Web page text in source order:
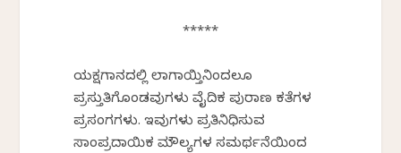
*****
ಯಕ್ಷಗಾನದಲ್ಲಿ ಲಾಗಾಯ್ತಿನಿಂದಲೂ
ಪ್ರಸ್ತುತಿಗೊಂಡವುಗಳು ವೈದಿಕ ಪುರಾಣ ಕತೆಗಳ
ಪ್ರಸಂಗಗಳು. ಇವುಗಳು ಪ್ರತಿನಿಧಿಸುವ
ಸಾಂಪ್ರದಾಯಿಕ ಮೌಲ್ಯಗಳ ಸಮರ್ಥನೆಯಿಂದ